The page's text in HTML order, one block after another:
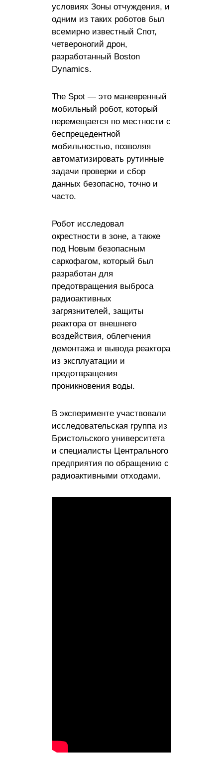
условиях Зоны отчуждения, и
одним из таких роботов был
всемирно известный Спот,
четвероногий дрон,
разработанный Boston
Dynamics.
The Spot — это маневренный
мобильный робот, который
перемещается по местности с
беспрецедентной
мобильностью, позволяя
автоматизировать рутинные
задачи проверки и сбор
данных безопасно, точно и
часто.
Робот исследовал
окрестности в зоне, а также
под Новым безопасным
саркофагом, который был
разработан для
предотвращения выброса
радиоактивных
загрязнителей, защиты
реактора от внешнего
воздействия, облегчения
демонтажа и вывода реактора
из эксплуатации и
предотвращения
проникновения воды.
В эксперименте участвовали
исследовательская группа из
Бристольского университета
и специалисты Центрального
предприятия по обращению с
радиоактивными отходами.